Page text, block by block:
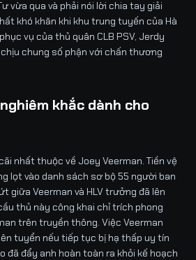
vừa qua và phải nói lời chia tay giải
khó khăn khi khu trung tuyến của Hà
vụ của thủ quân CLB PSV, Jerdy
chung số phận với chấn thương
khắc dành cho
nhất thuộc về Joey Veerman. Tiền vệ
lọt vào danh sách sơ bộ 55 người ban
giữa Veerman và HLV trưởng đã lên
thủ này công khai chỉ trích phong
trên truyền thông. Việc Veerman
tuyển nếu tiếp tục bị hạ thấp uy tín
đã đẩy anh hoàn toàn ra khỏi kế hoạch